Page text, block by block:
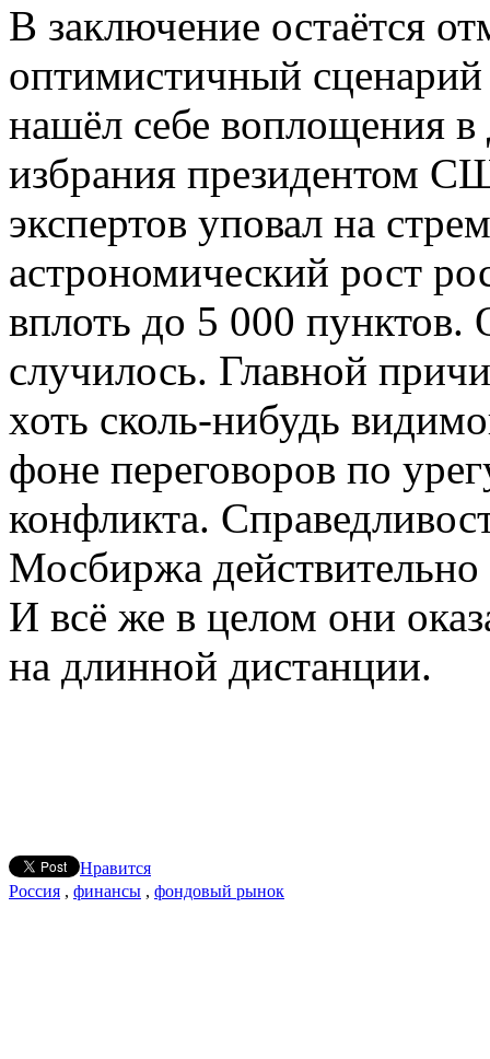
В заключение остаётся
оптимистичный сценарий
нашёл себе воплощения в
избрания президентом
экспертов уповал на
астрономический рост
вплоть до 5 000 пунктов.
случилось. Главной
хоть сколь-нибудь
фоне переговоров по
конфликта.
Мосбиржа действительно
И всё же в целом они
на длинной дистанции.
Нравится
Россия , финансы , фондовый рынок